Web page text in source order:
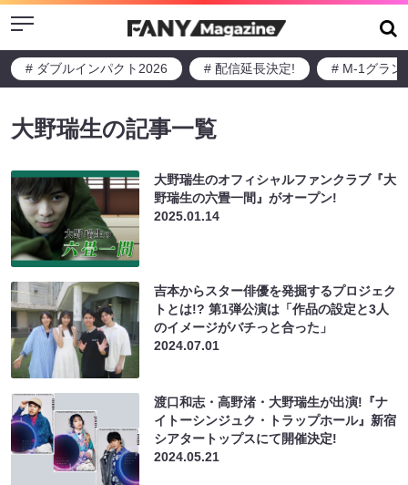
Menu
# ダブルインパクト2026 # 配信延長決定! # M-1グラン
大野瑞生の記事一覧
大野瑞生のオフィシャルファンクラブ『大
野瑞生の六畳一間』がオープン!
2025.01.14
吉本からスター俳優を発掘するプロジェク
トとは!? 第1弾公演は「作品の設定と3人
のイメージがバチっと合った」
2024.07.01
渡口和志・高野渚・大野瑞生が出演!『ナ
イトーシンジュク・トラップホール』新宿
シアタートップスにて開催決定!
2024.05.21